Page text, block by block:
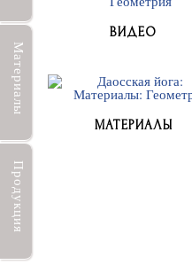
ВИДЕО
МАТЕРИАЛЫ
Материалы
Продукция